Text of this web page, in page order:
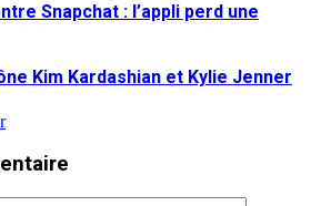
Snapchat : l’appli perd une
Kim Kardashian et Kylie Jenner